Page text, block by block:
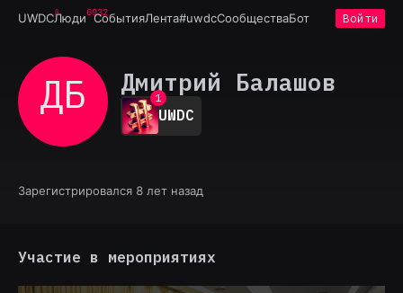
UWDCЛюди6932
СобытияЛента#uwdcСообществаБот Войти
ДБ Дмитрий Балашов
0
1
2
3
6
UWDC
Зарегистрировался 8 лет назад
Участие в мероприятиях